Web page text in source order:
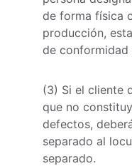
de forma física
producción,
de conformidad
(3) Si el cliente
que no
defectos,
separado al
separado.